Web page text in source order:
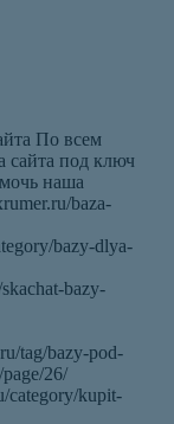
По всем
сайта под ключ
наша
baza-
bazy-dlya-
bazy-
tag/bazy-pod-
26/
category/kupit-